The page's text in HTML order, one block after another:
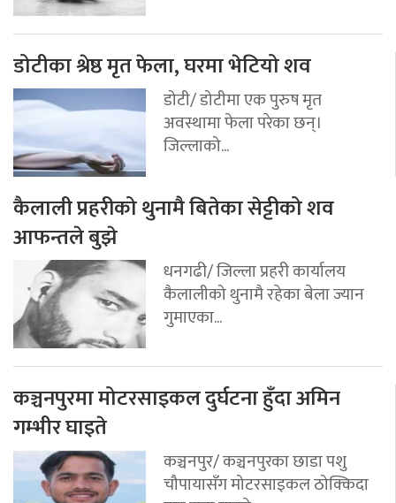
डोटीका श्रेष्ठ मृत फेला, घरमा भेटियो शव
डोटी/ डोटीमा एक पुरुष मृत
अवस्थामा फेला परेका छन्।
जिल्लाको...
कैलाली प्रहरीको थुनामै बितेका सेट्टीको शव
आफन्तले बुझे
धनगढी/ जिल्ला प्रहरी कार्यालय
कैलालीको थुनामै रहेका बेला ज्यान
गुमाएका...
कञ्चनपुरमा मोटरसाइकल दुर्घटना हुँदा अमिन
गम्भीर घाइते
कञ्चनपुर/ कञ्चनपुरका छाडा पशु
चौपायासँग मोटरसाइकल ठोक्किदा